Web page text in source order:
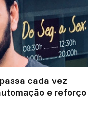
cada vez
e reforço